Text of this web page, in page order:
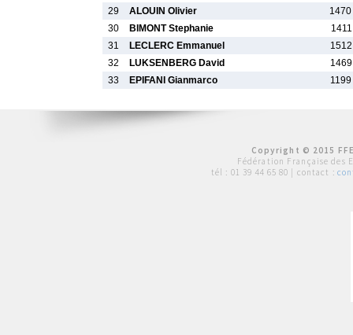
29
ALOUIN Olivier
1470
30
BIMONT Stephanie
31
LECLERC Emmanuel
32
LUKSENBERG David
33
EPIFANI Gianmarco
Copyright © 2015
Fédération Française des
tél : 01 39 44 65 80 | contact :